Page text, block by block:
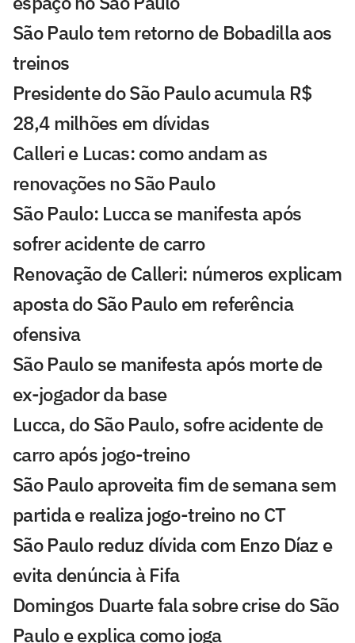
São Paulo tem retorno de Bobadilla aos
treinos
Presidente do São Paulo acumula R$
28,4 milhões em dívidas
Calleri e Lucas: como andam as
renovações no São Paulo
São Paulo: Lucca se manifesta após
sofrer acidente de carro
Renovação de Calleri: números explicam
aposta do São Paulo em referência
ofensiva
São Paulo se manifesta após morte de
ex-jogador da base
Lucca, do São Paulo, sofre acidente de
carro após jogo-treino
São Paulo aproveita fim de semana sem
partida e realiza jogo-treino no CT
São Paulo reduz dívida com Enzo Díaz e
evita denúncia à Fifa
Domingos Duarte fala sobre crise do São
Paulo e explica como joga